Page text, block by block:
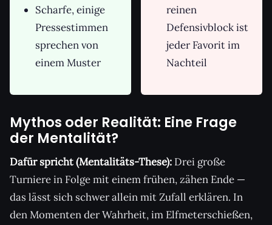
Scharfe, einige
Pressestimmen
sprechen von
einem Muster
reinen
Defensivblock ist
jeder Favorit im
Nachteil
Mythos oder Realität: Eine Frage
der Mentalität?
Dafür spricht (Mentalitäts-These): Drei große
Turniere in Folge mit einem frühen, zähen Ende —
das lässt sich schwer allein mit Zufall erklären. In
den Momenten der Wahrheit, im Elfmeterschießen,